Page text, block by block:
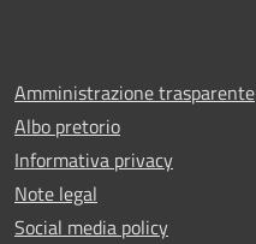
Amministrazione trasparente
Albo pretorio
Informativa privacy
Note legal
Social media policy